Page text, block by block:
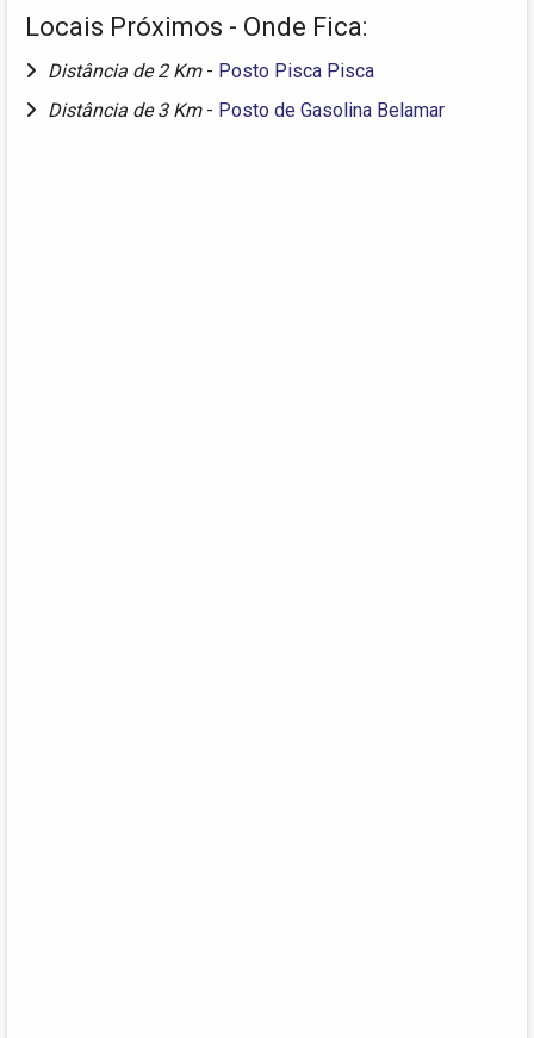
Locais Próximos - Onde Fica:
Distância de 2 Km - Posto Pisca Pisca
Distância de 3 Km - Posto de Gasolina Belamar